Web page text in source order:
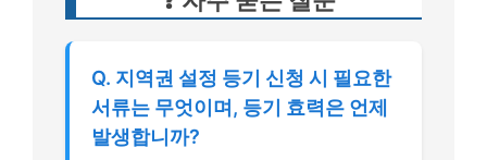
Q. 지역권 설정 등기 신청 시 필요한
서류는 무엇이며, 등기 효력은 언제
발생합니까?